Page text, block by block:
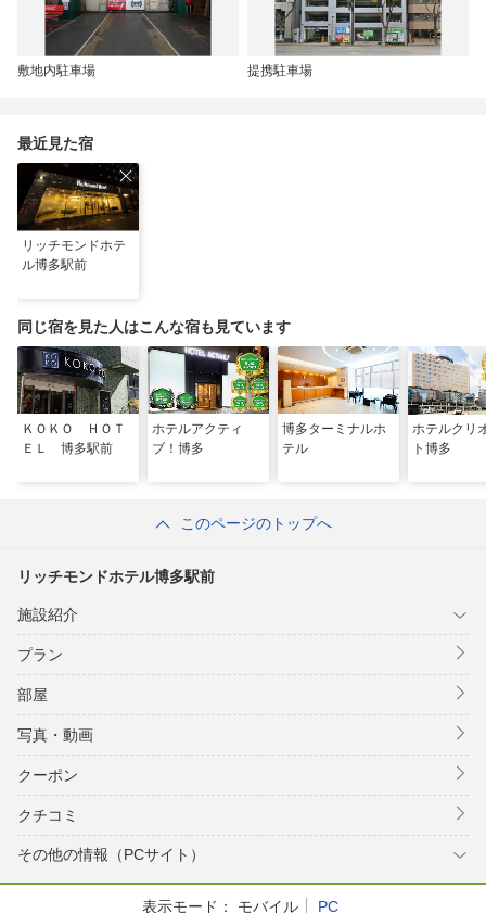
敷地内駐車場 提携駐車場
最近見た宿
リッチモンドホテ
ル博多駅前
同じ宿を見た人はこんな宿も見ています
ＫＯＫＯ ＨＯＴ
ＥＬ 博多駅前
ホテルアクティ
ブ！博多
博多ターミナルホ
テル
ホテルクリ
ト博多
このページのトップへ
リッチモンドホテル博多駅前
施設紹介
プラン
部屋
写真・動画
クーポン
クチコミ
その他の情報（PCサイト）
表示モード： モバイル PC